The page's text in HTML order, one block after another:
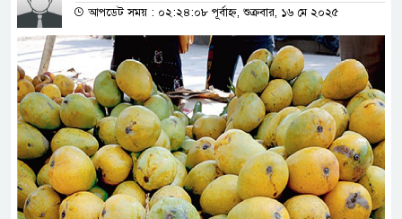
আপডেট সময় : ০২:২৪:০৮ পূর্বাহ্ন, শুক্রবার, ১৬ মে ২০২৫